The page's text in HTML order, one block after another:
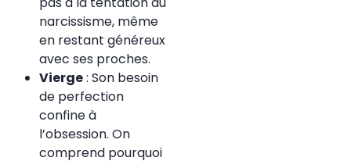
narcissisme, même
en restant généreux
avec ses proches.
Vierge: Son besoin
de perfection
confine à
l’obsession. On
comprend pourquoi